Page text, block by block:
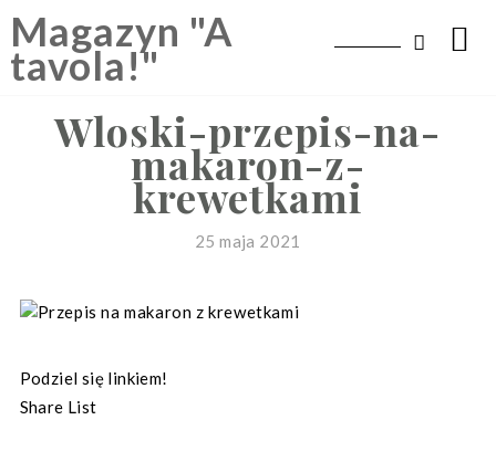
Skip
to
content
Magazyn "A
tavola!"
Wloski-przepis-na-
makaron-z-
krewetkami
25 maja 2021
Podziel się linkiem!
Share List